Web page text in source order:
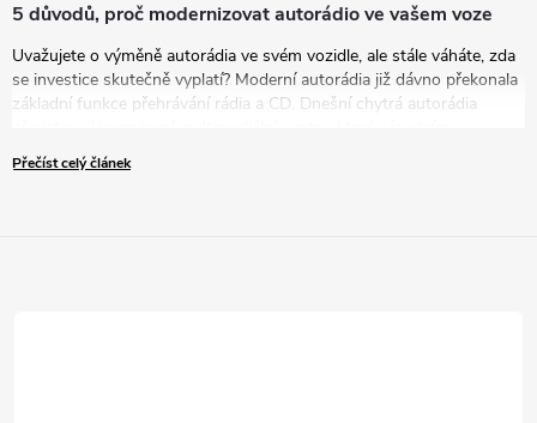
5 důvodů, proč modernizovat autorádio ve vašem voze
Uvažujete o výměně autorádia ve svém vozidle, ale stále váháte, zda
se investice skutečně vyplatí? Moderní autorádia již dávno překonala
základní funkce přehrávání rádia a CD. Dnešní chytrá autorádia
způsobem zvyšují komfort, bezpečnost i zábavu během každé jízdy.
V tomto článku vám představíme pět přesvědčivých důvodů, proč
Přečíst celý článek